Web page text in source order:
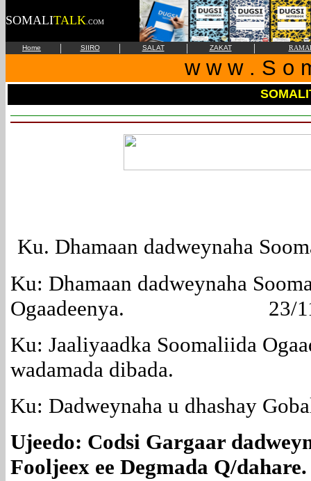
SOMALITALK .COM
Home | SIIRO | SALAT | ZAKAT |
w w w . S o
Ku. Dhamaan dadweynaha
Ku: Dhamaan dadweynaha
Ogaadeenya. 23/
Ku: Jaaliyaadka Soomaliida
wadamada dibada.
Ku: Dadweynaha u dhashay
Ujeedo: Codsi Gargaar
Fooljeex ee Degmada Q/dahare.